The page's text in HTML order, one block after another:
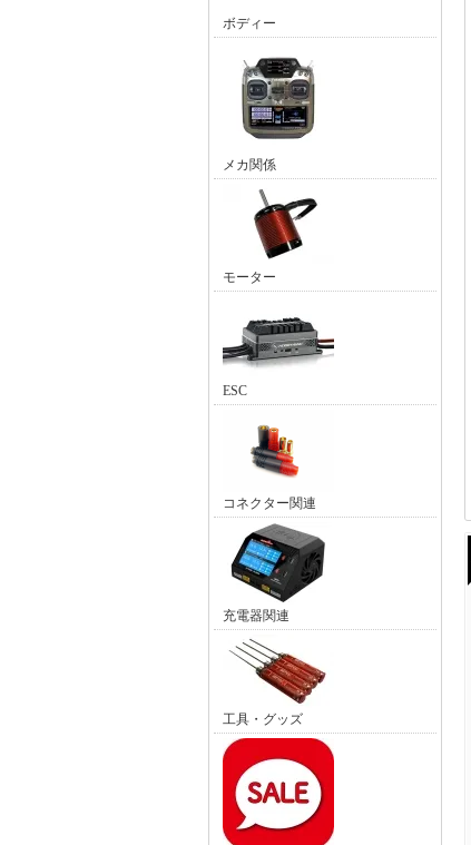
ボディー
メカ関係
モーター
ESC
コネクター関連
充電器関連
工具・グッズ